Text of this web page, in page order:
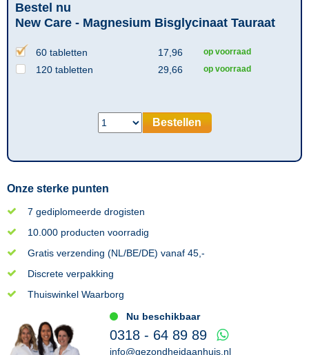
Bestel nu
New Care - Magnesium Bisglycinaat Tauraat
60 tabletten 17,96 op voorraad
120 tabletten 29,66 op voorraad
Bestellen
Onze sterke punten
7 gediplomeerde drogisten
10.000 producten voorradig
Gratis verzending (NL/BE/DE) vanaf 45,-
Discrete verpakking
Thuiswinkel Waarborg
Nu beschikbaar
0318 - 64 89 89
info@gezondheidaanhuis.nl